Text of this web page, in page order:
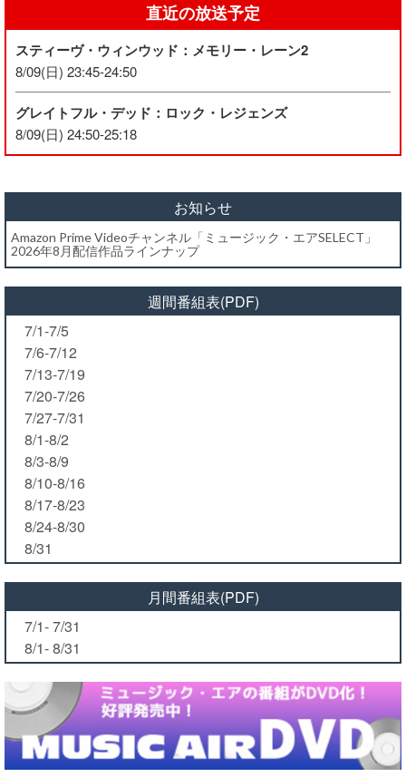
直近の放送予定
スティーヴ・ウィンウッド：メモリー・レーン2
8/09(日) 23:45-24:50
グレイトフル・デッド：ロック・レジェンズ
8/09(日) 24:50-25:18
お知らせ
Amazon Prime Videoチャンネル「ミュージック・エアSELECT」
2026年8月配信作品ラインナップ
週間番組表(PDF)
7/1-7/5
7/6-7/12
7/13-7/19
7/20-7/26
7/27-7/31
8/1-8/2
8/3-8/9
8/10-8/16
8/17-8/23
8/24-8/30
8/31
月間番組表(PDF)
7/1- 7/31
8/1- 8/31